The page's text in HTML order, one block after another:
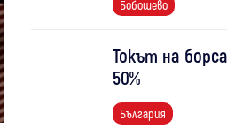
Бобошево
Токът на
50%
България